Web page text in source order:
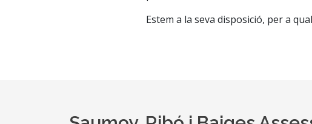
Estem a la seva disposició, per a